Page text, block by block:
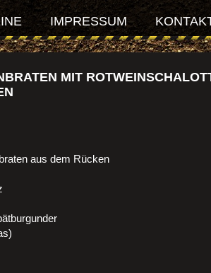
IMPRESSUM
MIT
aus dem Rücken